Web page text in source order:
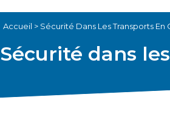
Accueil > Sécurité Dans Les Transports En
Sécurité dans